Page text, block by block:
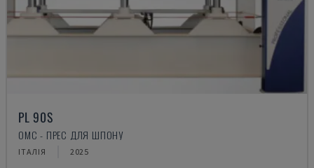
PL 90S
OMC - ПРЕС ДЛЯ ШПОНУ
ІТАЛІЯ 2025